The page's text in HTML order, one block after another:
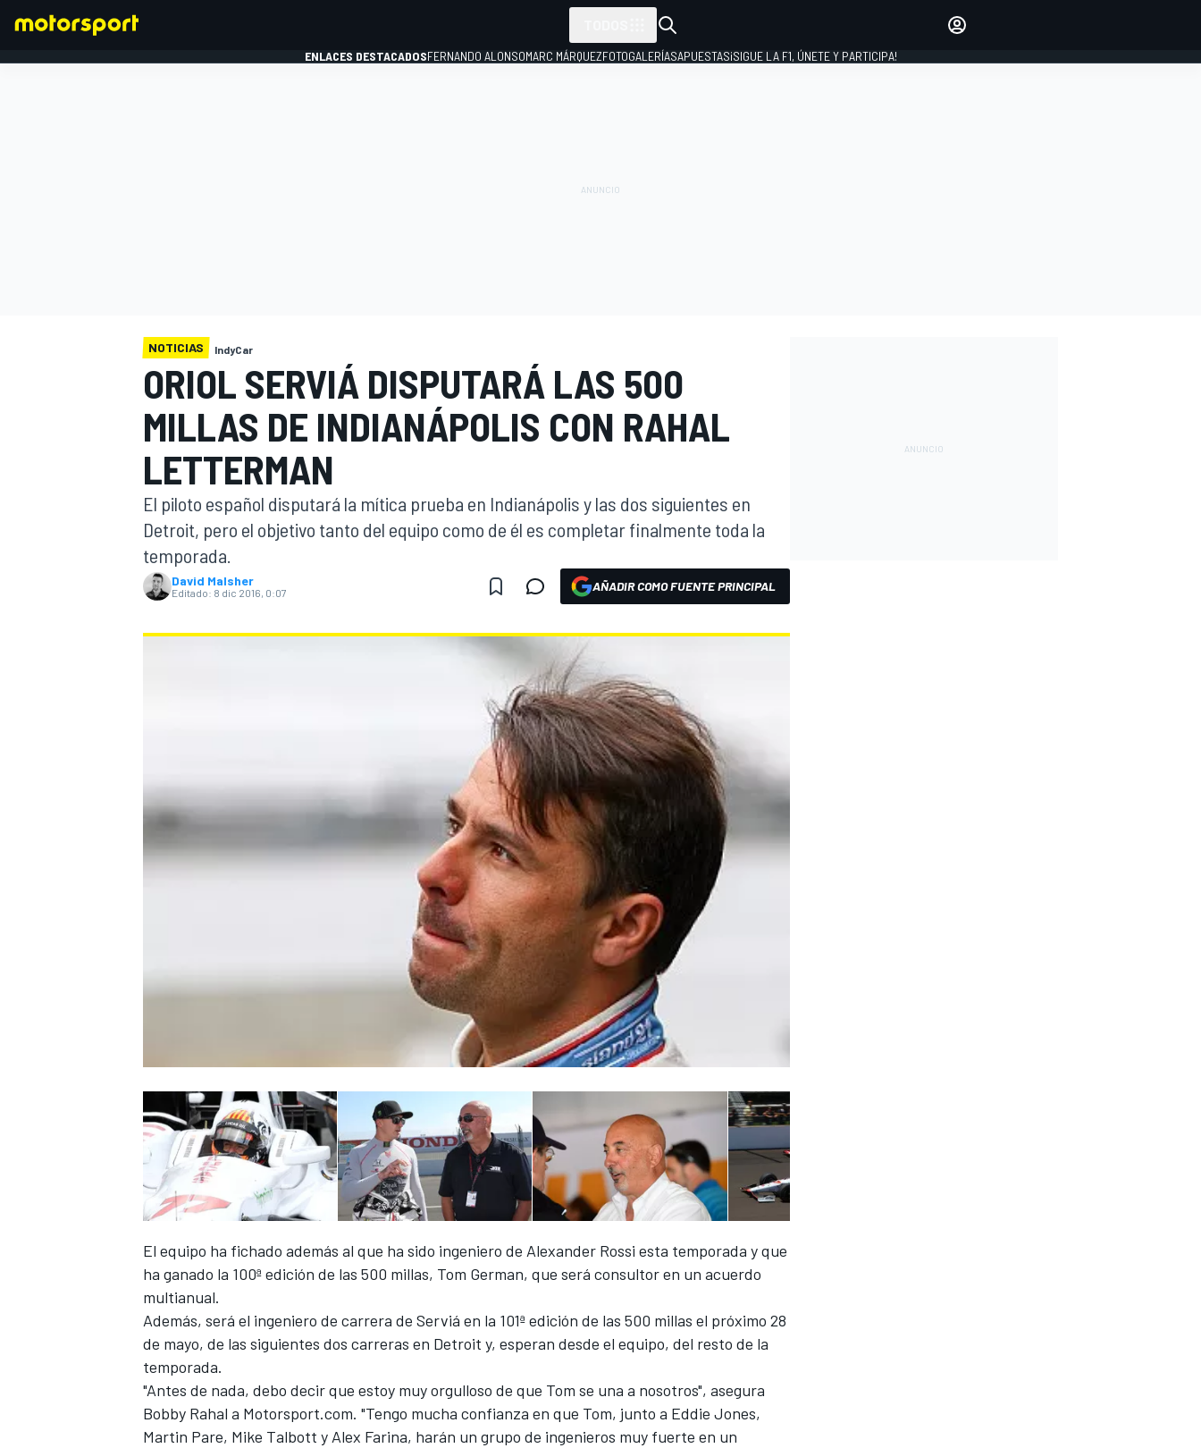
ENLACES DESTACADOSFERNANDO ALONSOMARC MÁRQUEZFOTOGALERÍASAPUESTAS¡SIGUE LA F1, ÚNETE Y PARTICIPA!
NOTICIAS IndyCar
ORIOL SERVIÁ DISPUTARÁ LAS 500
MILLAS DE INDIANÁPOLIS CON RAHAL
LETTERMAN
El piloto español disputará la mítica prueba en Indianápolis y las dos siguientes en
Detroit, pero el objetivo tanto del equipo como de él es completar finalmente toda la
temporada.
David Malsher
Editado: 8 dic 2016, 0:07 AÑADIR COMO FUENTE PRINCIPAL
El equipo ha fichado además al que ha sido ingeniero de Alexander Rossi esta temporada y que
ha ganado la 100ª edición de las 500 millas, Tom German, que será consultor en un acuerdo
multianual.
Además, será el ingeniero de carrera de Serviá en la 101ª edición de las 500 millas el próximo 28
de mayo, de las siguientes dos carreras en Detroit y, esperan desde el equipo, del resto de la
temporada.
"Antes de nada, debo decir que estoy muy orgulloso de que Tom se una a nosotros", asegura
Bobby Rahal a Motorsport.com. "Tengo mucha confianza en que Tom, junto a Eddie Jones,
Martin Pare, Mike Talbott y Alex Farina, harán un grupo de ingenieros muy fuerte en un